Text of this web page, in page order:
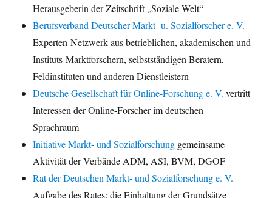
Herausgeberin der Zeitschrift „Soziale Welt“
Berufsverband Deutscher Markt- u. Sozialforscher e. V.
Experten-Netzwerk aus betrieblichen, akademischen und
Instituts-Marktforschern, selbstständigen Beratern,
Feldinstituten und anderen Dienstleistern
Deutsche Gesellschaft für Online-Forschung e. V. vertritt
Interessen der Online-Forscher im deutschen
Sprachraum
Initiative Markt- und Sozialforschung gemeinsame
Aktivität der Verbände ADM, ASI, BVM, DGOF
Rat der Deutschen Markt- und Sozialforschung e. V.
Aufgabe des Rates: die Einhaltung der Grundsätze